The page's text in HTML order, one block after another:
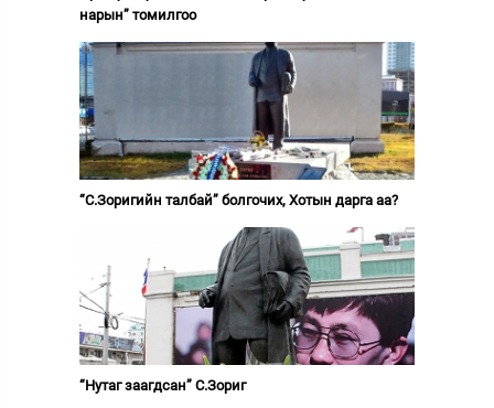
нарын” томилгоо
“С.Зоригийн талбай” болгочих, Хотын дарга аа?
“Нутаг заагдсан” С.Зориг